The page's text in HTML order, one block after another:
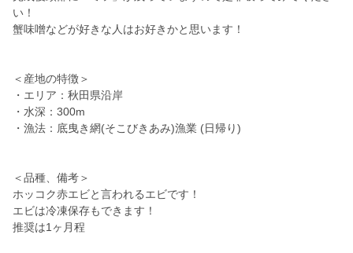
い！
蟹味噌などが好きな人はお好きかと思います！
＜産地の特徴＞
・エリア：秋田県沿岸
・水深：300m
・漁法：底曳き網(そこびきあみ)漁業 (日帰り)
＜品種、備考＞
ホッコク赤エビと言われるエビです！
エビは冷凍保存もできます！
推奨は1ヶ月程